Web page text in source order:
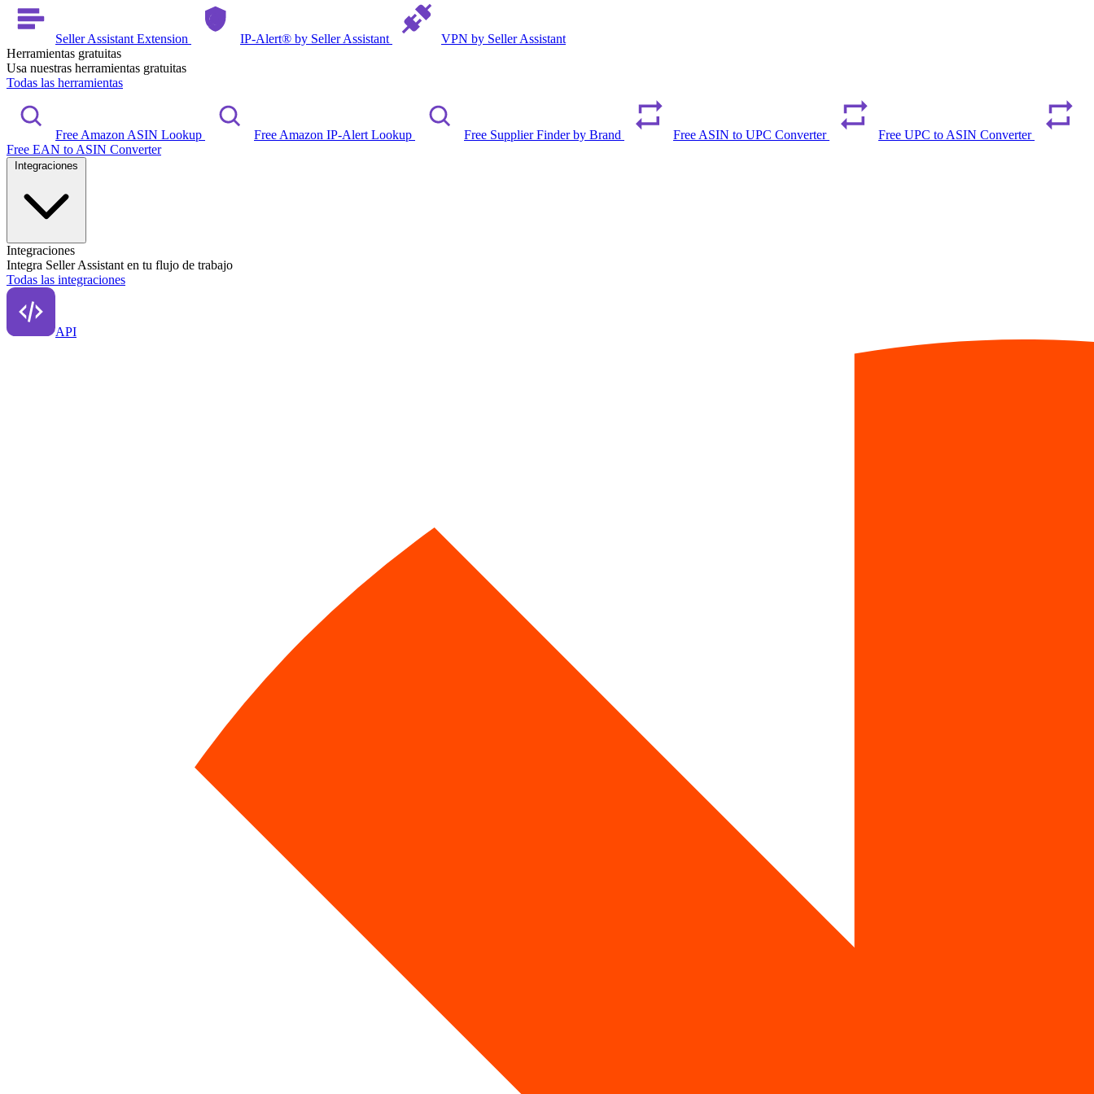
Seller Assistant Extension IP-Alert® by Seller Assistant
VPN by Seller Assistant
Herramientas gratuitas
Usa nuestras herramientas gratuitas
Todas las herramientas
Free Amazon ASIN Lookup Free Amazon IP-Alert Lookup Free Supplier Finder by Brand Free ASIN to UPC Converter
Free UPC to ASIN Converter
Free EAN to ASIN Converter
Integraciones
Integra Seller Assistant en tu flujo de trabajo
Todas las integraciones
API